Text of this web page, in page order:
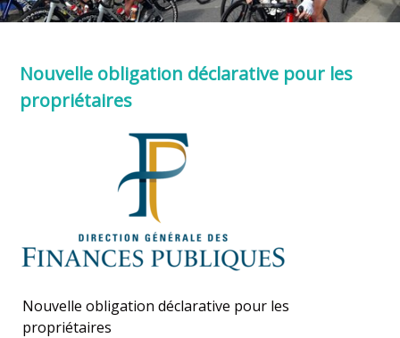
Nouvelle obligation déclarative pour les
propriétaires
Nouvelle obligation déclarative pour les
propriétaires